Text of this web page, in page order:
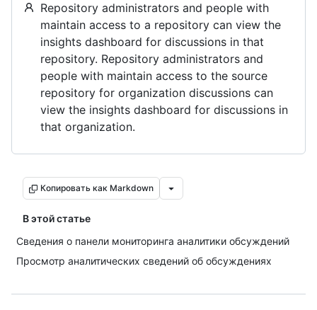
Repository administrators and people with
maintain access to a repository can view the
insights dashboard for discussions in that
repository. Repository administrators and
people with maintain access to the source
repository for organization discussions can
view the insights dashboard for discussions in
that organization.
Копировать как Markdown
В этой статье
Сведения о панели мониторинга аналитики обсуждений
Просмотр аналитических сведений об обсуждениях